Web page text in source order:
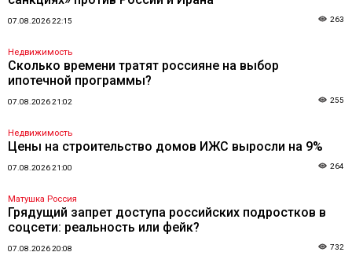
07.08.2026 22:15 263
Недвижимость
Сколько времени тратят россияне на выбор
ипотечной программы?
07.08.2026 21:02 255
Недвижимость
Цены на строительство домов ИЖС выросли на 9%
07.08.2026 21:00 264
Матушка Россия
Грядущий запрет доступа российских подростков в
соцсети: реальность или фейк?
07.08.2026 20:08 732